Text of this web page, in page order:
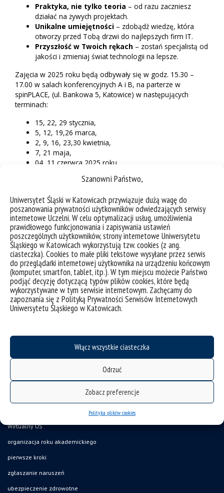
Szanowni Państwo,
Uniwersytet Śląski w Katowicach przywiązuje dużą wagę do
poszanowania prywatności użytkowników odwiedzających serwisy
internetowe Uczelni. W celu optymalizacji usług, umożliwienia
prawidłowego funkcjonowania i zapisywania ustawień
poszczególnych użytkowników, strony internetowe Uniwersytetu
Śląskiego w Katowicach wykorzystują tzw. cookies (z ang.
ciasteczka). Cookies to małe pliki tekstowe wysyłane przez serwis
do przeglądarki internetowej użytkownika na urządzeniu końcowym
(komputer, smartfon, tablet, itp.). W tym miejscu możecie Państwo
podjąć decyzję dotyczącą typów plików cookies, które będą
wykorzystywane w tym serwisie internetowym. Zachęcamy do
zapoznania się z Polityką Prywatności Serwisów Internetowych
Uniwersytetu Śląskiego w Katowicach.
Włącz wszystkie ciasteczka
Odrzuć
Zobacz preferencje
Polityka plików cookies
Praktyka, nie tylko teoria – od razu zaczniesz
działać na żywych projektach.
Unikalne umiejętności – zdobądź wiedzę, która
otworzy przed Tobą drzwi do najlepszych firm IT.
Przyszłość w Twoich rękach – zostań specjalistą od
jakości i zmieniaj świat technologii na lepsze.
Zajęcia w 2025 roku będą odbywały się w godz. 15.30 –
17.00 w salach konferencyjnych A i B, na parterze w
spinPLACE, (ul. Bankowa 5, Katowice) w następujących
terminach:
15, 22, 29 stycznia,
5, 12, 19,26 marca,
2, 9, 16, 23,30 kwietnia,
7, 21 maja,
04, 11 czerwca 2025 roku
ZAPISY na program szkoleniowy Testnauci odbywają
UŚ od A do Z
Wirtualny UŚ
organizacja roku akademickiego
pierwsze kroki
zgłaszanie naruszeń
ubezpieczenie zdrowotne